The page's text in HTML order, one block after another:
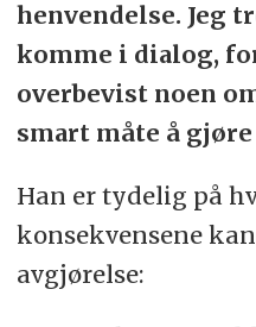
henvendelse. Jeg
komme i dialog,
overbevist noen
smart måte å
Han er tydelig på
konsekvensene
avgjørelse: